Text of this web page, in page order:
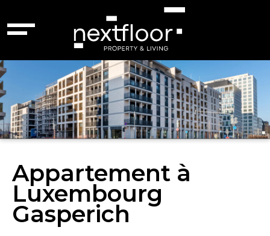
Appartement à
Luxembourg
Gasperich